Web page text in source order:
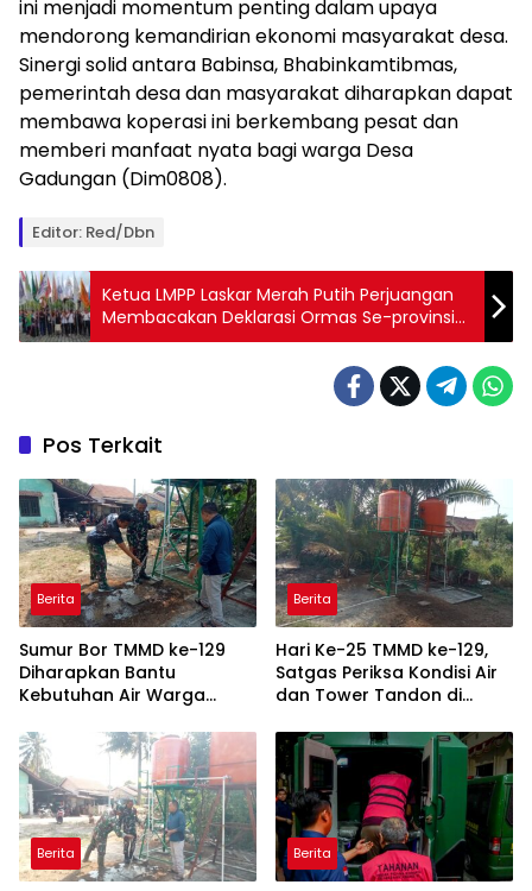
ini menjadi momentum penting dalam upaya
mendorong kemandirian ekonomi masyarakat desa.
Sinergi solid antara Babinsa, Bhabinkamtibmas,
pemerintah desa dan masyarakat diharapkan dapat
membawa koperasi ini berkembang pesat dan
memberi manfaat nyata bagi warga Desa
Gadungan (Dim0808).
Editor: Red/Dbn
Ketua LMPP Laskar Merah Putih Perjuangan
Membacakan Deklarasi Ormas Se-provinsi
Bali
Pos Terkait
Berita
Sumur Bor TMMD ke-129
Diharapkan Bantu
Kebutuhan Air Warga
Berita
Hari Ke-25 TMMD ke-129,
Satgas Periksa Kondisi Air
dan Tower Tandon di
Berita Berita